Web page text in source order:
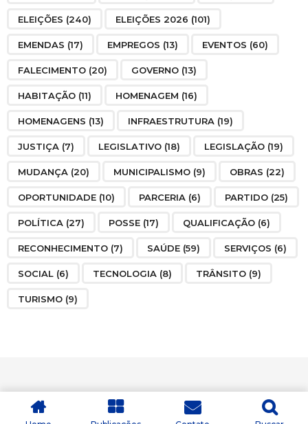
ELEIÇÕES (240) ELEIÇÕES 2026 (101)
EMENDAS (17) EMPREGOS (13) EVENTOS (60)
FALECIMENTO (20) GOVERNO (13)
HABITAÇÃO (11) HOMENAGEM (16)
HOMENAGENS (13) INFRAESTRUTURA (19)
JUSTIÇA (7) LEGISLATIVO (18) LEGISLAÇÃO (19)
MUDANÇA (20) MUNICIPALISMO (9) OBRAS (22)
OPORTUNIDADE (10) PARCERIA (6) PARTIDO (25)
POLÍTICA (27) POSSE (17) QUALIFICAÇÃO (6)
RECONHECIMENTO (7) SAÚDE (59) SERVIÇOS (6)
SOCIAL (6) TECNOLOGIA (8) TRÂNSITO (9)
TURISMO (9)